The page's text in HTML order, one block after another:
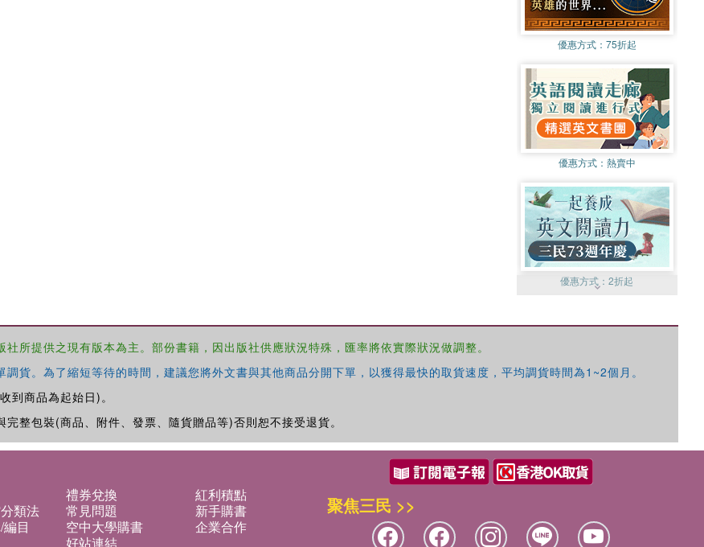
優惠方式： 75折起
優惠方式： 熱賣中
優惠方式：2折起
所提供之現有版本為主。部份書籍，因出版社供應狀況特殊，匯率將依實際狀況做調整。
貨。為了縮短等待的時間，建議您將外文書與其他商品分開下單，以獲得最快的取貨速度，平均調貨時間為1~2個月。
到商品為起始日)。
整包裝(商品、附件、發票、隨貨贈品等)否則恕不接受退貨。
禮券兌換
紅利積點
類法 常見問題
新手購書
目 空中大學購書
企業合作
好站連結
聚焦三民 >>